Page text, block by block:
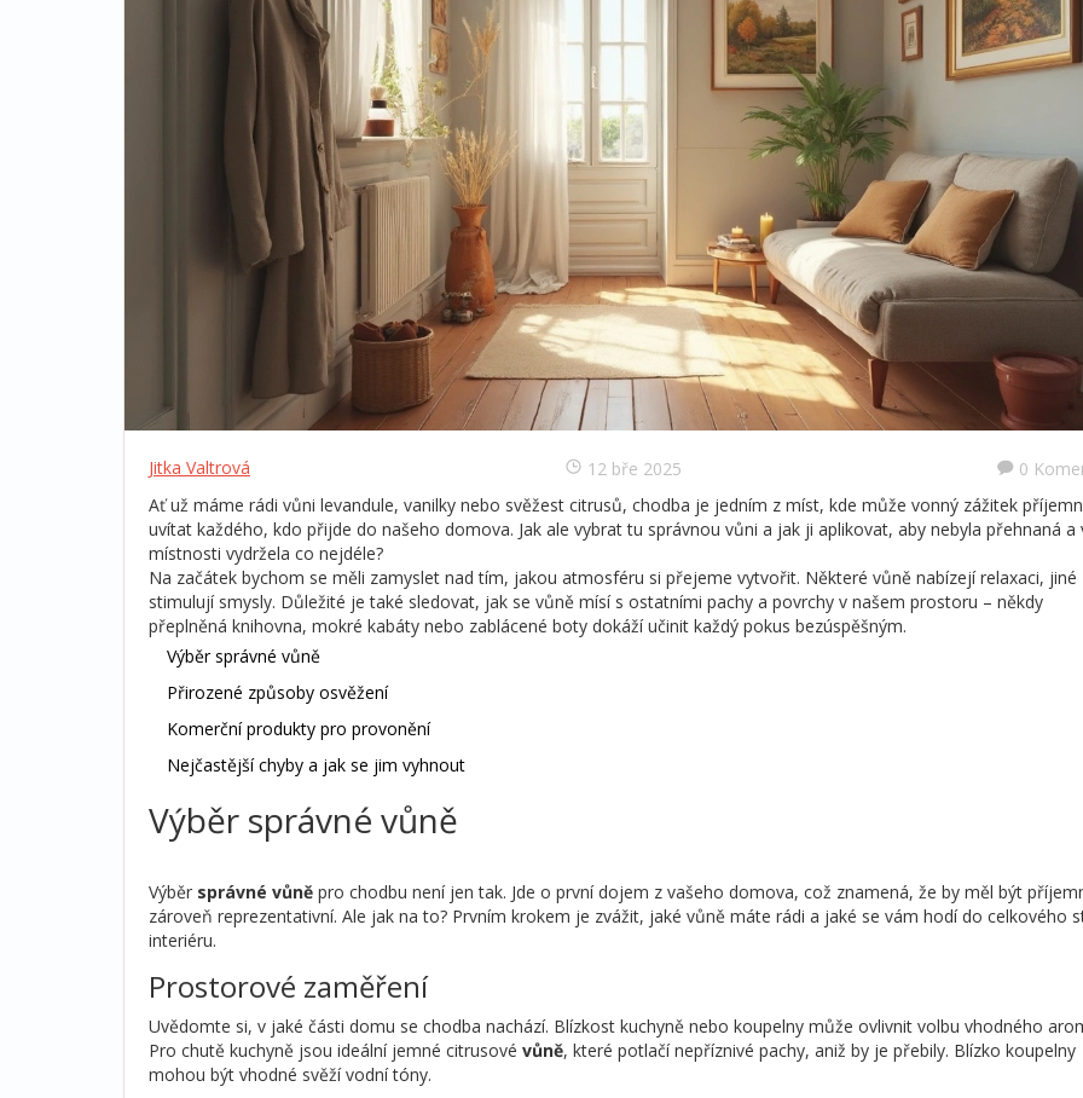
Jitka Valtrová 12 bře 2025
0
Ať už máme rádi vůni levandule, vanilky nebo svěžest citrusů, chodba je jedním z míst, kde může vonný zážitek
uvítat každého, kdo přijde do našeho domova. Jak ale vybrat tu správnou vůni a jak ji aplikovat, aby nebyla přehnaná a
místnosti vydržela co nejdéle?
Na začátek bychom se měli zamyslet nad tím, jakou atmosféru si přejeme vytvořit. Některé vůně nabízejí relaxaci, jiné
stimulují smysly. Důležité je také sledovat, jak se vůně mísí s ostatními pachy a povrchy v našem prostoru – někdy
přeplněná knihovna, mokré kabáty nebo zablácené boty dokáží učinit každý pokus bezúspěšným.
Výběr správné vůně
Přirozené způsoby osvěžení
Komerční produkty pro provonění
Nejčastější chyby a jak se jim vyhnout
Výběr správné vůně
Výběr správné vůně pro chodbu není jen tak. Jde o první dojem z vašeho domova, což znamená, že by měl být
zároveň reprezentativní. Ale jak na to? Prvním krokem je zvážit, jaké vůně máte rádi a jaké se vám hodí do celkového
interiéru.
Prostorové zaměření
Uvědomte si, v jaké části domu se chodba nachází. Blízkost kuchyně nebo koupelny může ovlivnit volbu vhodného
Pro chutě kuchyně jsou ideální jemné citrusové vůně, které potlačí nepříznivé pachy, aniž by je přebily. Blízko koupelny
mohou být vhodné svěží vodní tóny.